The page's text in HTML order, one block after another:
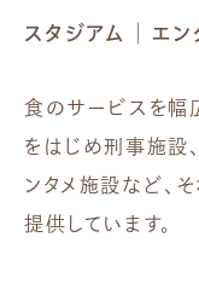
スタジアム ｜ エ
食のサービスを幅
をはじめ刑事施設
ンタメ施設など、
提供しています。